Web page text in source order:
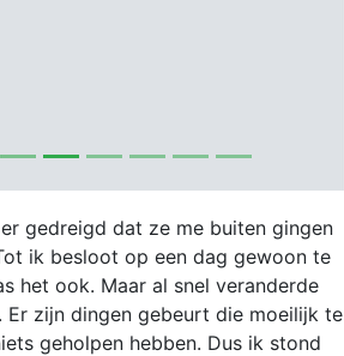
gedreigd dat ze me buiten gingen
ik besloot op een dag gewoon te
het ook. Maar al snel veranderde
zijn dingen gebeurt die moeilijk te
geholpen hebben. Dus ik stond